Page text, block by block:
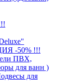
-50% !!!
ПВХ,
для ванн )
для